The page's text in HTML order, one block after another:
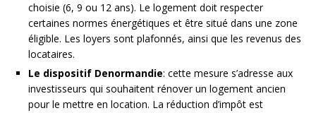
choisie (6, 9 ou 12 ans). Le logement doit respecter
certaines normes énergétiques et être situé dans une zone
éligible. Les loyers sont plafonnés, ainsi que les revenus des
locataires.
Le dispositif Denormandie: cette mesure s’adresse aux
investisseurs qui souhaitent rénover un logement ancien
pour le mettre en location. La réduction d’impôt est